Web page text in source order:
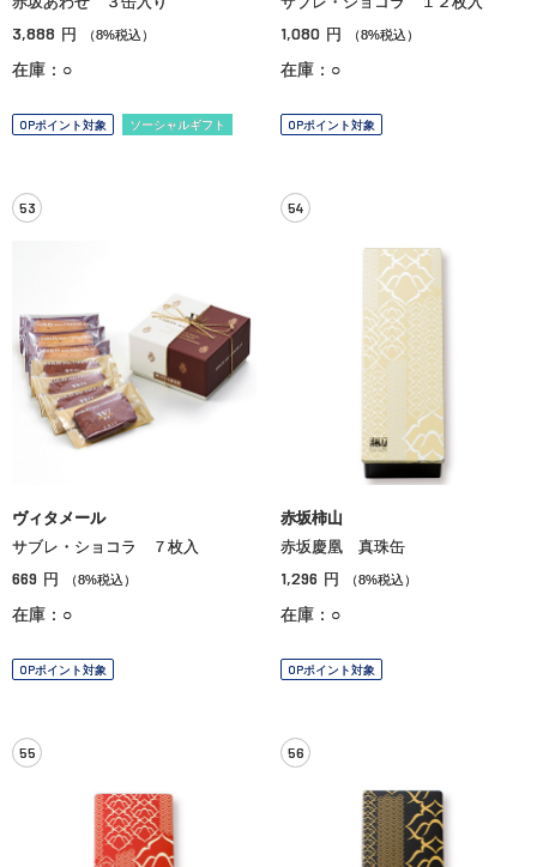
3,888 円 （8%税込）
在庫：○
OPポイント対象 ソーシャルギフト
1,080 円 （8%税込）
在庫：○
OPポイント対象
53
ヴィタメール
サブレ・ショコラ ７枚入
669 円 （8%税込）
在庫：○
OPポイント対象
54
赤坂柿山
赤坂慶凰 真珠缶
1,296 円 （8%税込）
在庫：○
OPポイント対象
55 56